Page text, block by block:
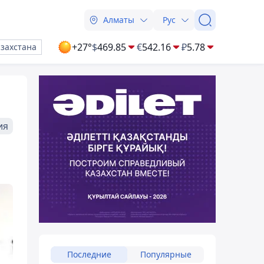
Алматы Рус
+27°$469.85 €542.16 ₽5.78
Последние Популярные